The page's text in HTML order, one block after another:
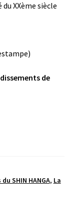
XXème siècle
de
SHIN HANGA, La